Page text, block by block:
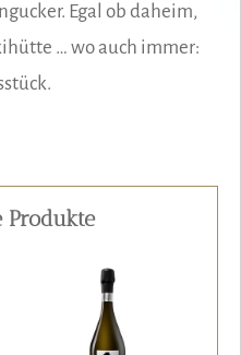
Egal ob daheim,
… wo auch immer: